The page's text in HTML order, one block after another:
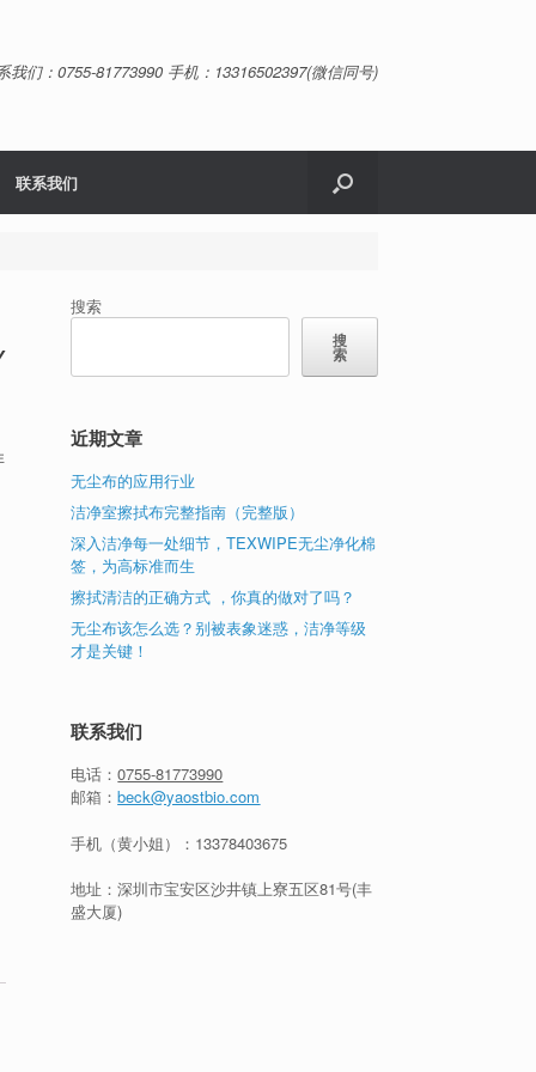
我们：0755-81773990 手机：13316502397(微信同号)
联系我们
搜索
搜
索
近期文章
无尘布的应用行业
洁净室擦拭布完整指南（完整版）
深入洁净每一处细节，TEXWIPE无尘净化棉
签，为高标准而生
擦拭清洁的正确方式 ，你真的做对了吗？
无尘布该怎么选？别被表象迷惑，洁净等级
才是关键！
联系我们
电话：0755-81773990
邮箱：beck@yaostbio.com
手机（黄小姐）： 13378403675
地址：深圳市宝安区沙井镇上寮五区81号(丰
盛大厦)